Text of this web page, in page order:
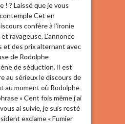
! ? Laissé que je vous
Cet en
confère à l’ironie
ravageuse. L’annonce
et des prix alternant avec
de Rodolphe
de séduction. Il est
au sérieux le discours de
au moment où Rodolphe
« Cent fois même j’ai
ai suivie, je suis resté
exclame « Fumier